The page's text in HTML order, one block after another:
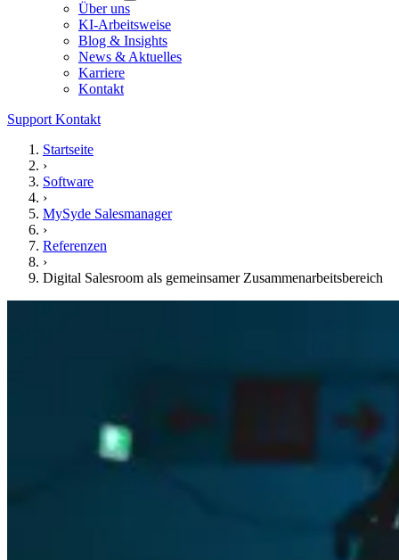
Über uns
KI-Arbeitsweise
Blog & Insights
News & Aktuelles
Karriere
Kontakt
Support Kontakt
Startseite
›
Software
›
MySyde Salesmanager
›
Referenzen
›
Digital Salesroom als gemeinsamer Zusammenarbeitsbereich